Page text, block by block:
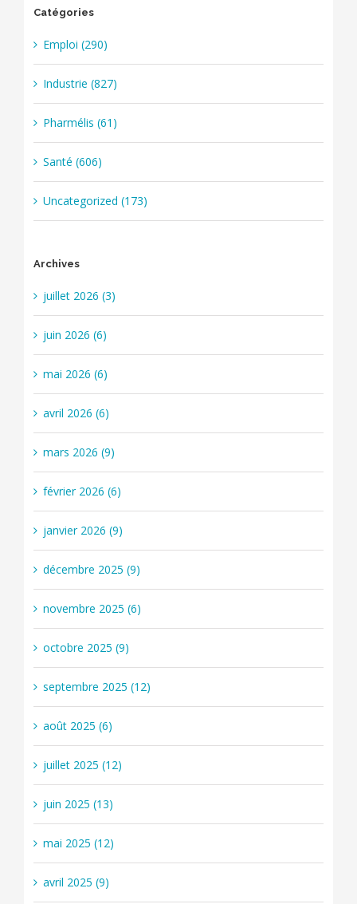
Catégories
Emploi (290)
Industrie (827)
Pharmélis (61)
Santé (606)
Uncategorized (173)
Archives
juillet 2026 (3)
juin 2026 (6)
mai 2026 (6)
avril 2026 (6)
mars 2026 (9)
février 2026 (6)
janvier 2026 (9)
décembre 2025 (9)
novembre 2025 (6)
octobre 2025 (9)
septembre 2025 (12)
août 2025 (6)
juillet 2025 (12)
juin 2025 (13)
mai 2025 (12)
avril 2025 (9)